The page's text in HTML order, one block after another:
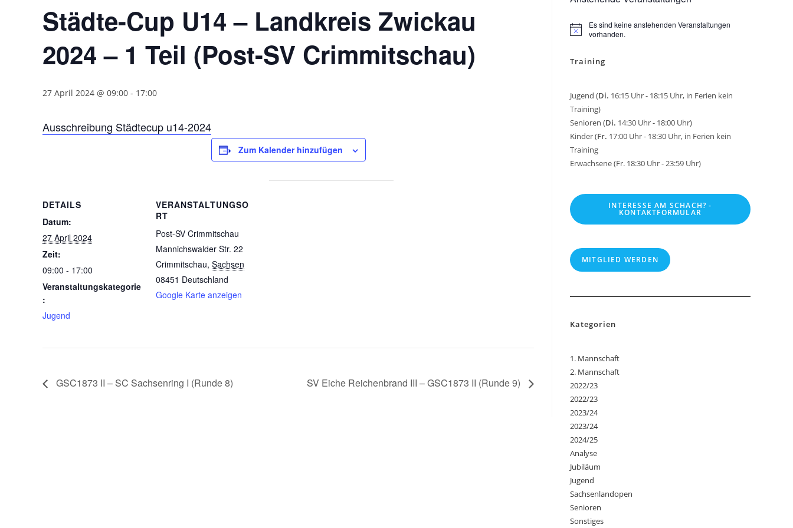
Städte-Cup U14 – Landkreis Zwickau
2024 – 1 Teil (Post-SV Crimmitschau)
27 April 2024 @ 09:00 - 17:00
Ausschreibung Städtecup u14-2024
Zum Kalender hinzufügen
DETAILS
Datum:
27 April 2024
Zeit:
09:00 - 17:00
Veranstaltungskategorie
:
Jugend
VERANSTALTUNGSO
RT
Post-SV Crimmitschau
Mannichswalder Str. 22
Crimmitschau, Sachsen
08451 Deutschland
Google Karte anzeigen
GSC1873 II – SC Sachsenring I (Runde 8) SV Eiche Reichenbrand III – GSC1873 II (Runde 9)
H
w
Es sind keine anstehenden Veranstaltungen
vorhanden.
Training
Jugend (Di. 16:15 Uhr - 18:15 Uhr, in Ferien kein
Training)
Senioren (Di. 14:30 Uhr - 18:00 Uhr)
Kinder (Fr. 17:00 Uhr - 18:30 Uhr, in Ferien kein
Training
Erwachsene (Fr. 18:30 Uhr - 23:59 Uhr)
INTERESSE AM SCHACH? -
KONTAKTFORMULAR
MITGLIED WERDEN
Kategorien
1. Mannschaft
2. Mannschaft
2022/23
2022/23
2023/24
2023/24
2024/25
Analyse
Jubiläum
Jugend
Sachsenlandopen
Senioren
Sonstiges